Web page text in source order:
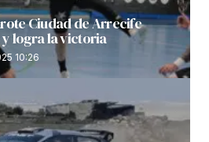
Ciudad de Arrecife
logra la victoria
10:26